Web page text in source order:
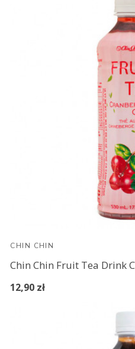
CHIN CHIN
Chin Chin Fruit Tea Drink
12,90 zł